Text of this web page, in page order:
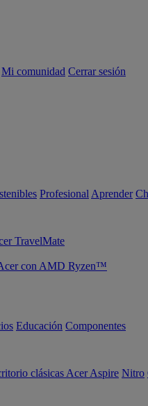
Mi comunidad Cerrar sesión
Profesional Aprender
TravelMate
con AMD Ryzen™
Educación Componentes
clásicas Acer Aspire Nitro